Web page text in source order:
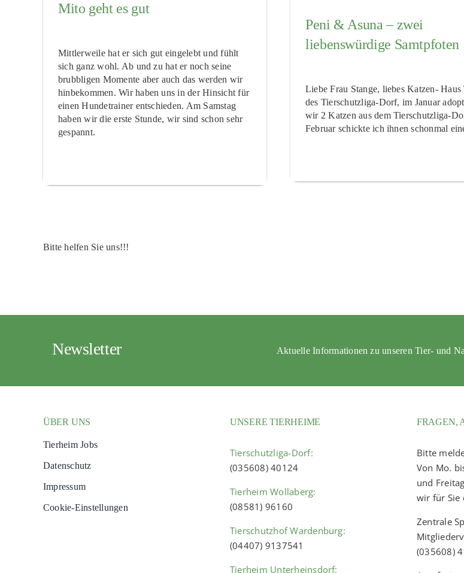
Mito geht es gut
Mittlerweile hat er sich gut eingelebt und fühlt
sich ganz wohl. Ab und zu hat er noch seine
brubbligen Momente aber auch das werden wir
hinbekommen. Wir haben uns in der Hinsicht für
einen Hundetrainer entschieden. Am Samstag
haben wir die erste Stunde, wir sind schon sehr
gespannt.
Peni & Asuna – zwei
liebenswürdige Samtpfoten
Liebe Frau Stange, liebes Katzen- Haus
des Tierschutzliga-Dorf, im Januar
wir 2 Katzen aus dem Tierschutzliga-
Februar schickte ich ihnen schonmal
Bitte helfen Sie uns!!!
Newsletter Aktuelle Informationen zu unseren Tier- und
ÜBER UNS
Tierheim Jobs
Datenschutz
Impressum
Cookie-Einstellungen
UNSERE TIERHEIME
Tierschutzliga-Dorf:
(035608) 40124
Tierheim Wollaberg:
(08581) 96160
Tierschutzhof Wardenburg:
(04407) 9137541
Tierheim Unterheinsdorf:
FRAGEN,
Bitte
Von Mo.
und
wir für Sie
Zentrale
(035608)